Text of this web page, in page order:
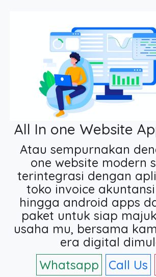
All In one Website
Atau sempurnakan
one website modern
terintegrasi dengan
toko invoice
hingga android apps
paket untuk siap
usaha mu, bersama
era digital
Whatsapp
Call Us